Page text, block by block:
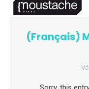
(Français)